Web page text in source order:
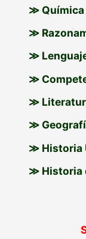
≫ Química
≫
≫
≫
≫
≫
≫ Historia
≫ Historia